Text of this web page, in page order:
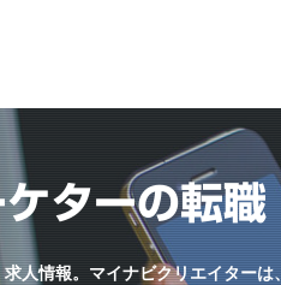
ターの転職
人情報。マイナビクリエイター
Webディレクター
Webプログラマー
ECサイト運営
映像クリエイター
業界未経験歓迎
第二新卒歓迎
採用枠5名以上
完全週休二日制
さい。複数ワードは間にスペースを
ドを含む